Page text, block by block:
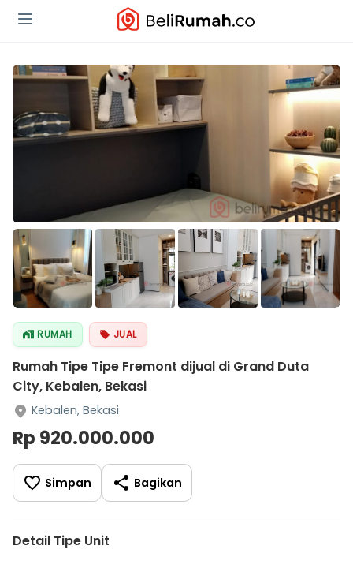
RUMAH JUAL
Rumah Tipe Tipe Fremont dijual di Grand Duta
City, Kebalen, Bekasi
Kebalen, Bekasi
Rp 920.000.000
Simpan Bagikan
Detail Tipe Unit